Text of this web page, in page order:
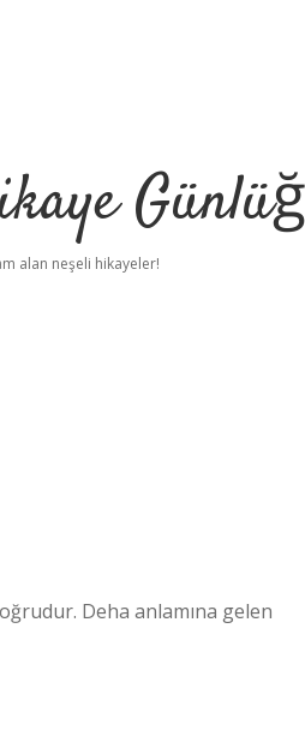
alan neşeli hikayeler!
Deha anlamına gelen